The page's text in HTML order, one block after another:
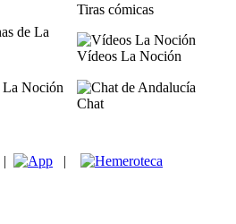
Tiras cómicas
Vídeos La Noción
Chat
| |